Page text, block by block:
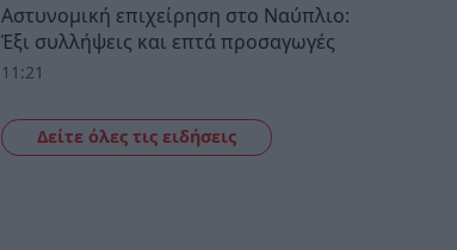
Αστυνομική επιχείρηση στο Ναύπλιο:
Έξι συλλήψεις και επτά προσαγωγές
11:21
Δείτε όλες τις ειδήσεις